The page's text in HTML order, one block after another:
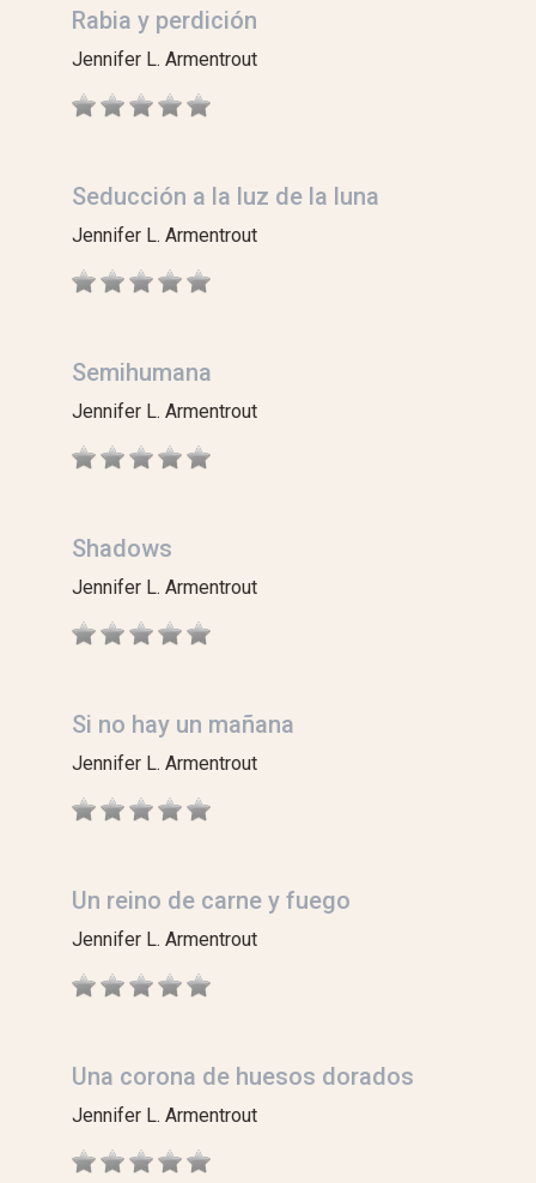
Rabia y perdición
Jennifer L. Armentrout
Seducción a la luz de la luna
Jennifer L. Armentrout
Semihumana
Jennifer L. Armentrout
Shadows
Jennifer L. Armentrout
Si no hay un mañana
Jennifer L. Armentrout
Un reino de carne y fuego
Jennifer L. Armentrout
Una corona de huesos dorados
Jennifer L. Armentrout